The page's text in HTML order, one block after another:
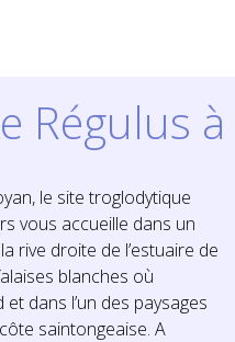
Régulus
le site troglodytique
vous accueille dans un
rive droite de l’estuaire de
blanches où
et dans l’un des paysages
saintongeaise. A